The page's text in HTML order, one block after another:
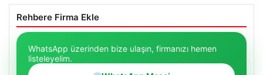
Rehbere Firma Ekle
WhatsApp üzerinden bize ulaşın, firmanızı hemen
listeleyelim.